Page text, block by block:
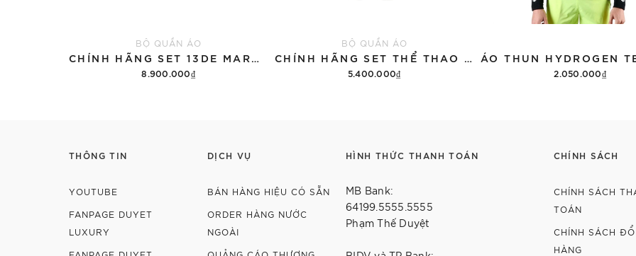
BỘ QUẦN ÁO
CHÍNH HÃNG SET 13DE MARZO SUGAR SWIZZLE SUPER CUTE
8.900.000₫
BỘ QUẦN ÁO
CHÍNH HÃNG SET THỂ THAO 13DE MARZO BEAR VINTAGE 'GRAY'
5.400.000₫ 2.050.000₫
THÔNG TIN
YOUTUBE
FANPAGE DUYET
LUXURY
DỊCH VỤ
BÁN HÀNG HIỆU CÓ SẴN
ORDER HÀNG NƯỚC
NGOÀI
HÌNH THỨC THANH TOÁN
MB Bank:
64199.5555.5555
Phạm Thế Duyệt
CHÍNH SÁCH
CHÍNH SÁCH
TOÁN
CHÍNH SÁCH
HÀNG